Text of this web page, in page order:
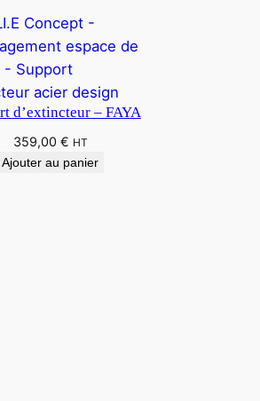
d’extincteur – FAYA
359,00 € HT
Ajouter au panier